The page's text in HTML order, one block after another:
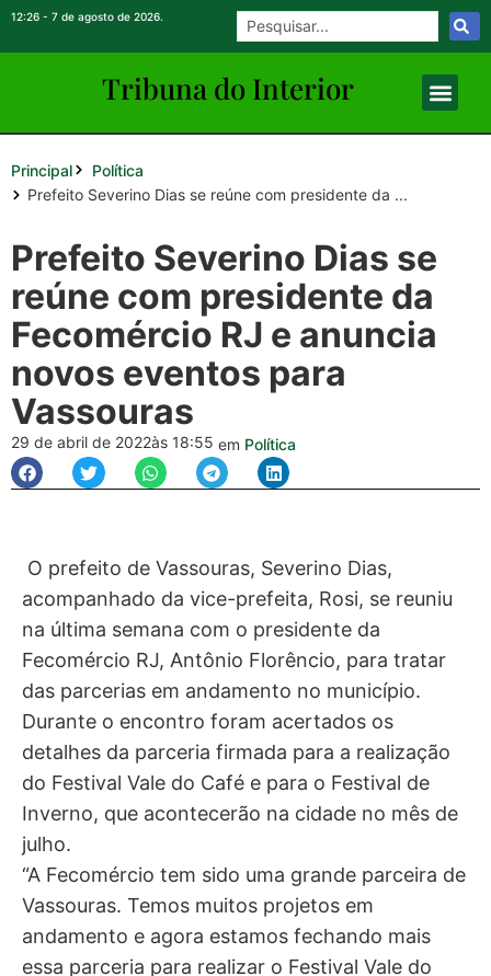
12:26 - 7 de agosto de 2026.
Tribuna do Interior
Principal
Política
Prefeito Severino Dias se reúne com presidente da ...
Prefeito Severino Dias se
reúne com presidente da
Fecomércio RJ e anuncia
novos eventos para
Vassouras
29 de abril de 2022às 18:55 em Política
O prefeito de Vassouras, Severino Dias,
acompanhado da vice-prefeita, Rosi, se reuniu
na última semana com o presidente da
Fecomércio RJ, Antônio Florêncio, para tratar
das parcerias em andamento no município.
Durante o encontro foram acertados os
detalhes da parceria firmada para a realização
do Festival Vale do Café e para o Festival de
Inverno, que acontecerão na cidade no mês de
julho.
“A Fecomércio tem sido uma grande parceira de
Vassouras. Temos muitos projetos em
andamento e agora estamos fechando mais
essa parceria para realizar o Festival Vale do